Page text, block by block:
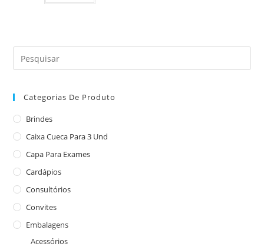
Categorias De Produto
Brindes
Caixa Cueca Para 3 Und
Capa Para Exames
Cardápios
Consultórios
Convites
Embalagens
Acessórios